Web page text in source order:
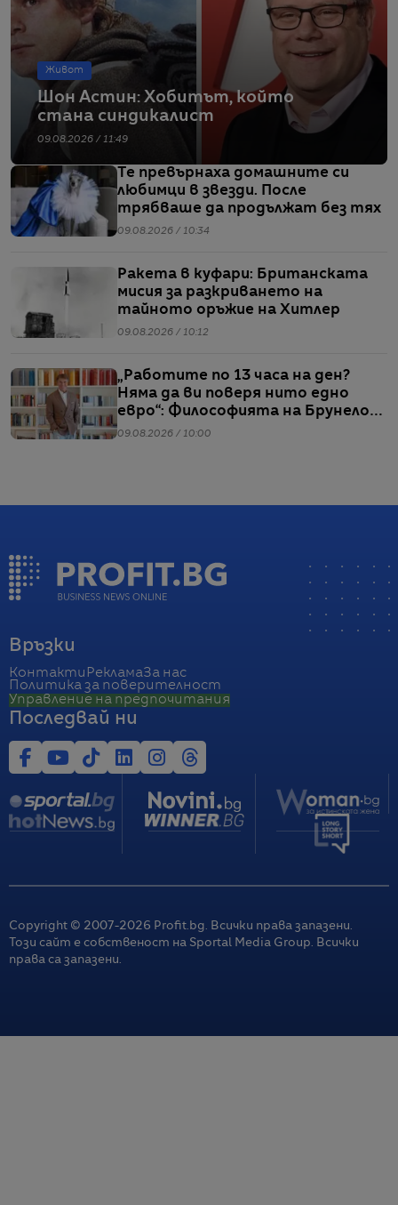
Живот
Шон Астин: Хобитът, който
стана синдикалист
09.08.2026 / 11:49
Те превърнаха домашните си
любимци в звезди. После
трябваше да продължат без тях
09.08.2026 / 10:34
Ракета в куфари: Британската
мисия за разкриването на
тайното оръжие на Хитлер
09.08.2026 / 10:12
„Работите по 13 часа на ден?
Няма да ви поверя нито едно
евро“: Философията на Брунело
Кучинели за бизнеса и живота
09.08.2026 / 10:00
Връзки
Контакти РекламаЗа нас
Политика за поверителност
Управление на предпочитания
Последвай ни
Copyright © 2007-2026 Profit.bg. Всички права запазени.
Този сайт е собственост на Sportal Media Group. Всички
права са запазени.